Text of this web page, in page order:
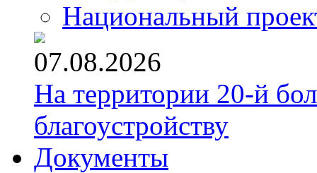
Национальный
07.08.2026
На территории 20-й
благоустройству
Документы